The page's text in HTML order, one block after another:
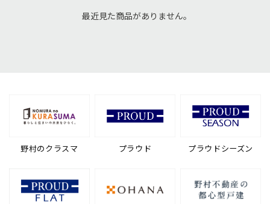
最近見た商品がありません。
野村のクラスマ プラウド プラウドシーズン